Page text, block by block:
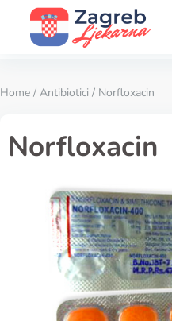
Home / Antibiotici / Norfloxacin
Norfloxacin